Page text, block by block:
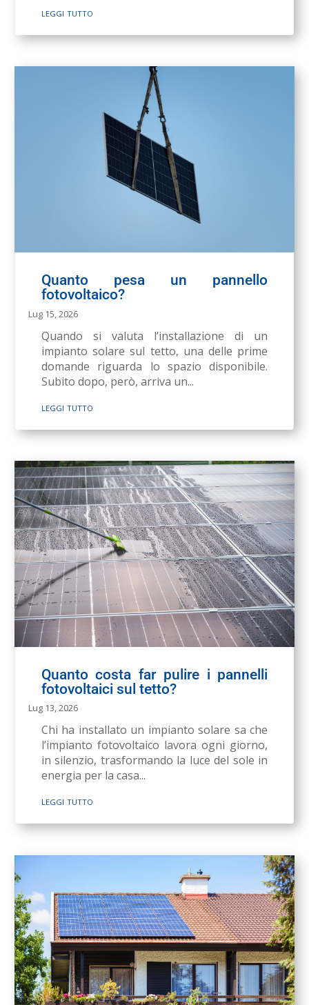
leggi tutto
Quanto pesa un pannello
fotovoltaico?
Lug 15, 2026
Quando si valuta l’installazione di un
impianto solare sul tetto, una delle prime
domande riguarda lo spazio disponibile.
Subito dopo, però, arriva un...
leggi tutto
Quanto costa far pulire i pannelli
fotovoltaici sul tetto?
Lug 13, 2026
Chi ha installato un impianto solare sa che
l’impianto fotovoltaico lavora ogni giorno,
in silenzio, trasformando la luce del sole in
energia per la casa...
leggi tutto